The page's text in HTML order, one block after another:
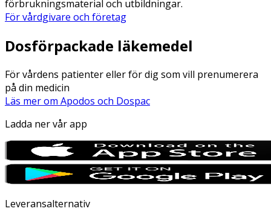
förbrukningsmaterial och utbildningar.
För vårdgivare och företag
Dosförpackade läkemedel
För vårdens patienter eller för dig som vill prenumerera
på din medicin
Läs mer om Apodos och Dospac
Ladda ner vår app
Leveransalternativ